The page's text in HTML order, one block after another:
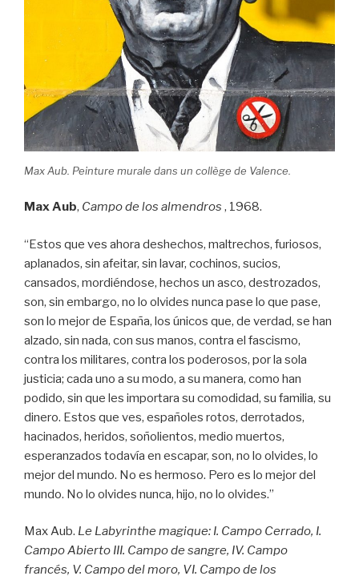
Max Aub. Peinture murale dans un collège de Valence.
Max Aub, Campo de los almendros , 1968.
“Estos que ves ahora deshechos, maltrechos, furiosos,
aplanados, sin afeitar, sin lavar, cochinos, sucios,
cansados, mordiéndose, hechos un asco, destrozados,
son, sin embargo, no lo olvides nunca pase lo que pase,
son lo mejor de España, los únicos que, de verdad, se han
alzado, sin nada, con sus manos, contra el fascismo,
contra los militares, contra los poderosos, por la sola
justicia; cada uno a su modo, a su manera, como han
podido, sin que les importara su comodidad, su familia, su
dinero. Estos que ves, españoles rotos, derrotados,
hacinados, heridos, soñolientos, medio muertos,
esperanzados todavía en escapar, son, no lo olvides, lo
mejor del mundo. No es hermoso. Pero es lo mejor del
mundo. No lo olvides nunca, hijo, no lo olvides.”
Max Aub. Le Labyrinthe magique: I. Campo Cerrado, I.
Campo Abierto III. Campo de sangre, IV. Campo
francés, V. Campo del moro, VI. Campo de los